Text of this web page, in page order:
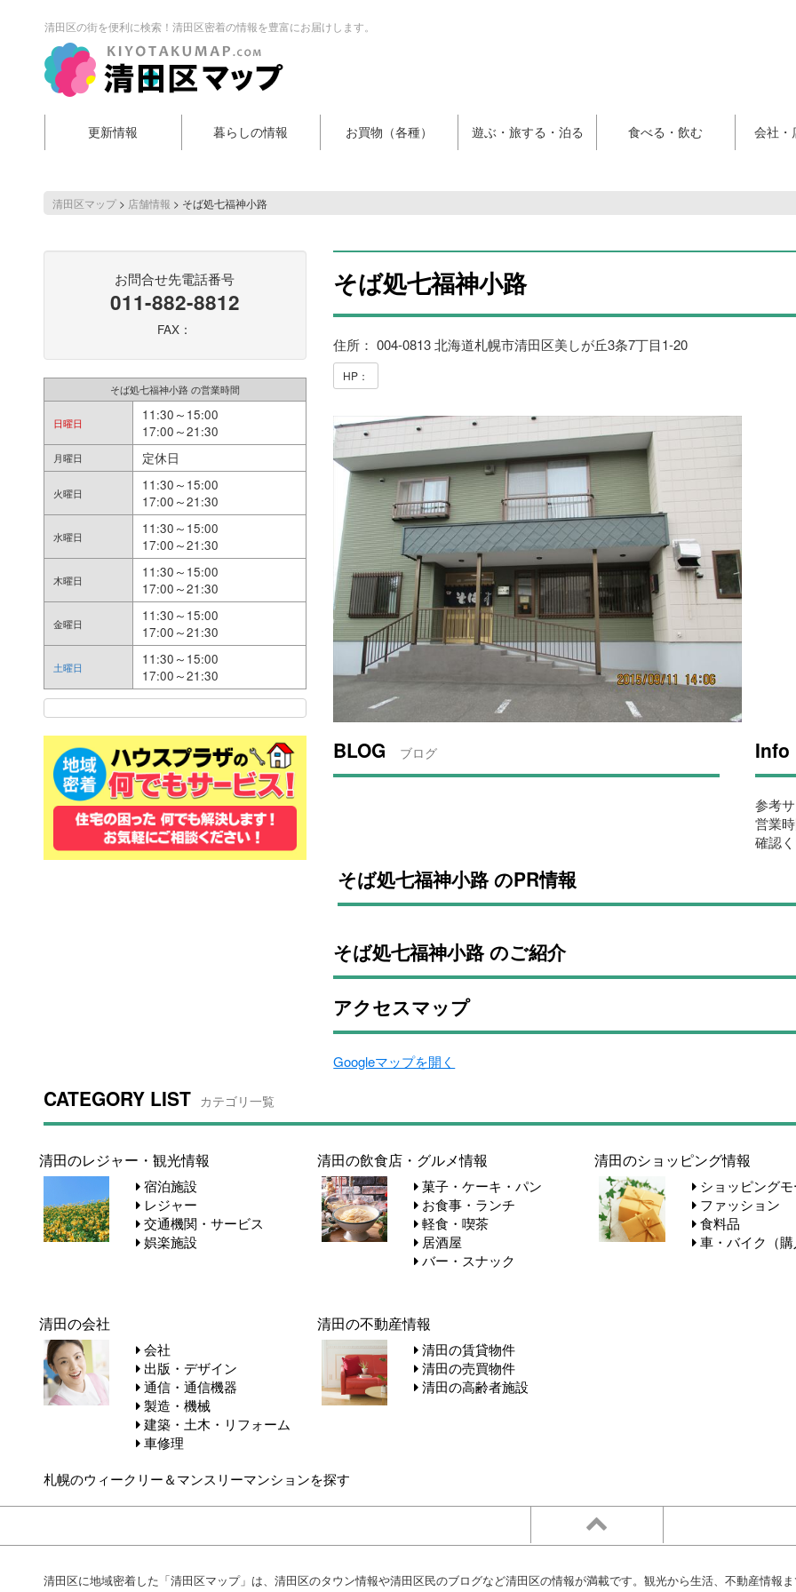
清田区の街を便利に検索！清田区密着の情報を豊富にお届けします。
更新情報 暮らしの情報 お買物（各種） 遊ぶ・旅する・泊る 食べる・飲む 会社・
清田区マップ> 店舗情報 > そば処七福神小路
お問合せ先電話番号
011-882-8812
FAX：
そば処七福神小路 の営業時間
日曜日
11:30～15:00
17:00～21:30
月曜日 定休日
火曜日
11:30～15:00
17:00～21:30
水曜日
11:30～15:00
17:00～21:30
木曜日
11:30～15:00
17:00～21:30
金曜日
11:30～15:00
17:00～21:30
土曜日
11:30～15:00
17:00～21:30
そば処七福神小路
住所： 004-0813 北海道札幌市清田区美しが丘3条7丁目1-20
HP：
BLOG ブログ Info
参考
営業
確認
そば処七福神小路 のPR情報
そば処七福神小路 のご紹介
アクセスマップ
Googleマップを開く
CATEGORY LIST カテゴリ一覧
清田のレジャー・観光情報
宿泊施設
レジャー
交通機関・サービス
娯楽施設
清田の飲食店・グルメ情報
菓子・ケーキ・パン
お食事・ランチ
軽食・喫茶
居酒屋
バー・スナック
清田のショッピング情報
ショッピングモ
ファッション
食料品
車・バイク（購
清田の会社
会社
出版・デザイン
通信・通信機器
製造・機械
建築・土木・リフォーム
車修理
清田の不動産情報
清田の賃貸物件
清田の売買物件
清田の高齢者施設
札幌のウィークリー＆マンスリーマンションを探す
清田区に地域密着した「清田区マップ」は、清田区のタウン情報や清田区民のブログなど清田区の情報が満載です。観光から生活、不動産情報